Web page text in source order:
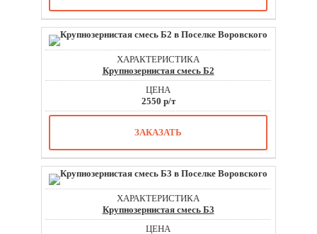
Крупнозернистая смесь Б2
2550 р/т
ЗАКАЗАТЬ
Крупнозернистая смесь Б3